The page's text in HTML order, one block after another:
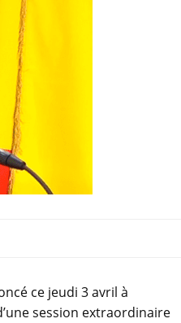
ce jeudi 3 avril à
session extraordinaire